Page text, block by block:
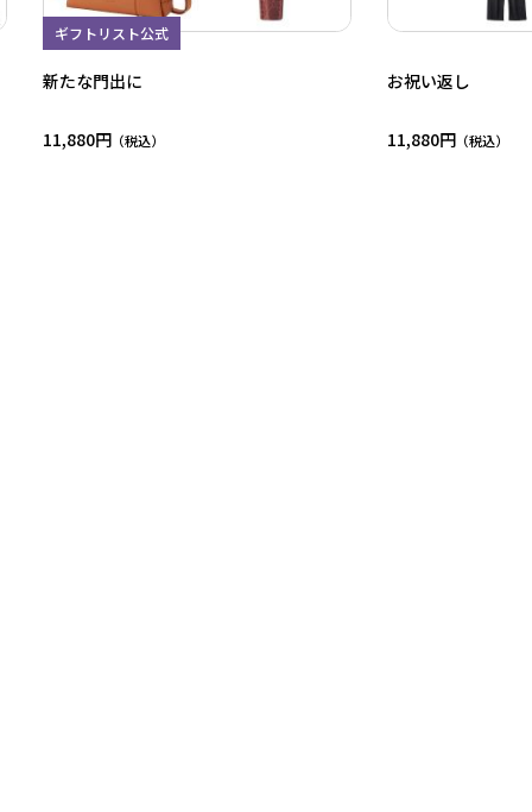
ギフトリスト公式
新たな門出に
11,880円
お祝い返し
11,880円